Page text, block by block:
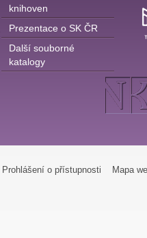
knihoven
Prezentace o SK ČR
Další souborné
katalogy
Prohlášení o přístupnosti Mapa